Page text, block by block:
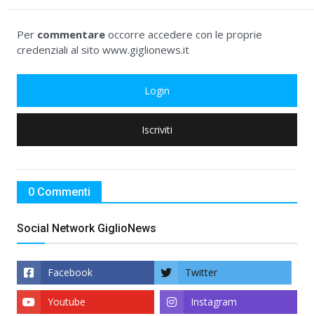
Per commentare occorre accedere con le proprie
credenziali al sito www.giglionews.it
Login
Iscriviti
0 Commenti
Social Network GiglioNews
Facebook Twitter
Instagram
Youtube